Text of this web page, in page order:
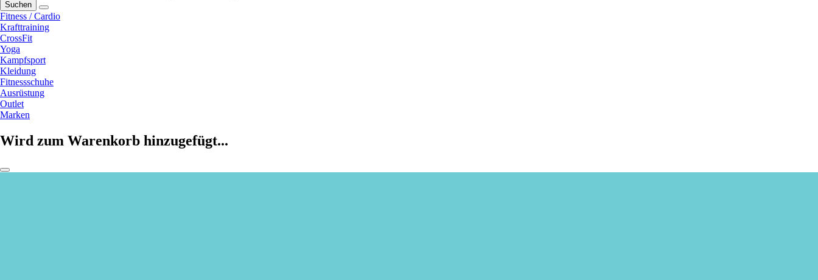
Suchen
Fitness / Cardio
Krafttraining
CrossFit
Yoga
Kampfsport
Kleidung
Fitnessschuhe
Ausrüstung
Outlet
Marken
Wird zum Warenkorb hinzugefügt...